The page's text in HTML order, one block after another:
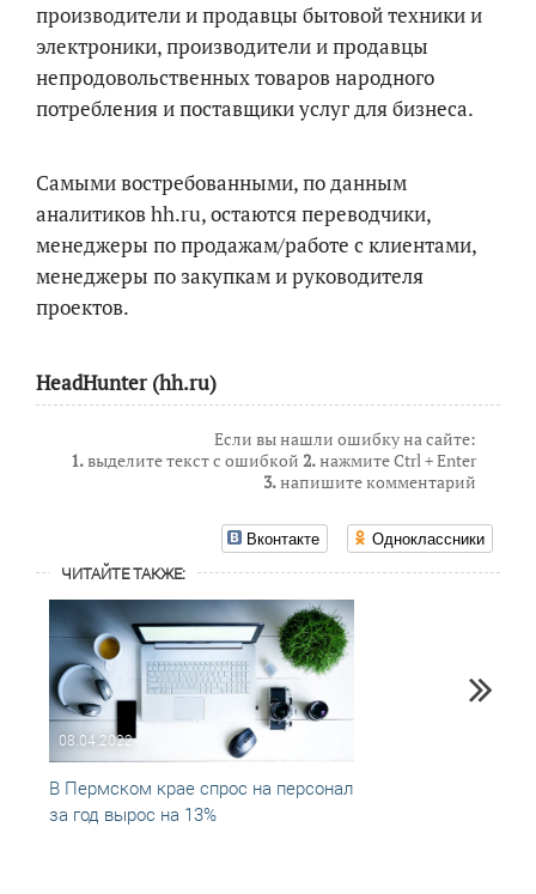
производители и продавцы бытовой техники и
электроники, производители и продавцы
непродовольственных товаров народного
потребления и поставщики услуг для бизнеса.
Самыми востребованными, по данным
аналитиков hh.ru, остаются переводчики,
менеджеры по продажам/работе с клиентами,
менеджеры по закупкам и руководителя
проектов.
HeadHunter (hh.ru)
Если вы нашли ошибку на сайте:
1.выделите текст с ошибкой 2.нажмите Ctrl + Enter
3.напишите комментарий
Вконтакте Одноклассники
ЧИТАЙТЕ ТАКЖЕ:
08.04.2022
В Пермском крае спрос на персонал
за год вырос на 13%